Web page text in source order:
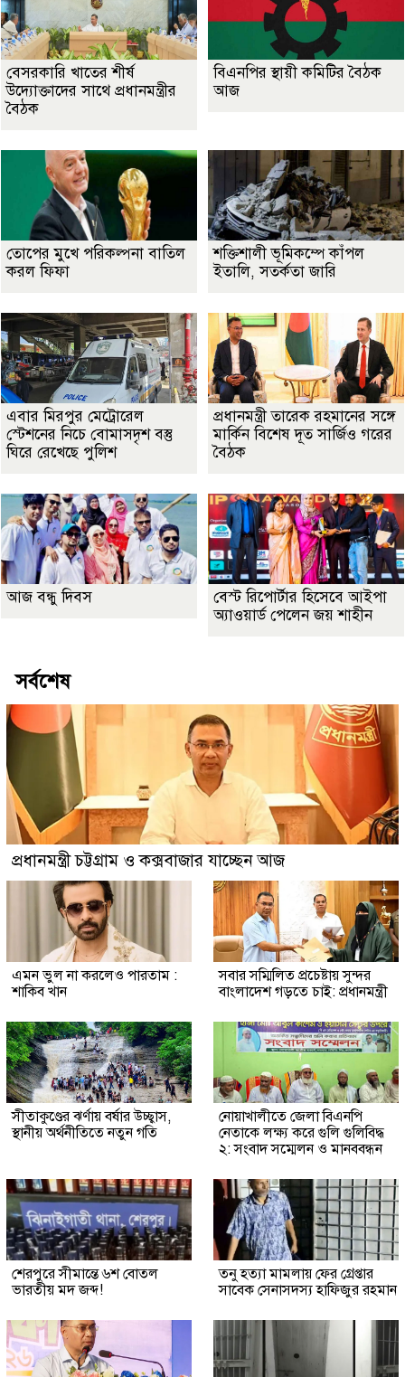
বেসরকারি খাতের শীর্ষ
উদ্যোক্তাদের সাথে প্রধানমন্ত্রীর
বৈঠক
বিএনপির স্থায়ী কমিটির বৈঠক
আজ
তোপের মুখে পরিকল্পনা বাতিল
করল ফিফা
শক্তিশালী ভূমিকম্পে কাঁপল
ইতালি, সতর্কতা জারি
এবার মিরপুর মেট্রোরেল
স্টেশনের নিচে বোমাসদৃশ বস্তু
ঘিরে রেখেছে পুলিশ
প্রধানমন্ত্রী তারেক রহমানের সঙ্গে
মার্কিন বিশেষ দূত সার্জিও গরের
বৈঠক
আজ বন্ধু দিবস
বেস্ট রিপোর্টার হিসেবে আইপা
অ্যাওয়ার্ড পেলেন জয় শাহীন
সর্বশেষ
প্রধানমন্ত্রী চট্টগ্রাম ও কক্সবাজার যাচ্ছেন আজ
এমন ভুল না করলেও পারতাম :
শাকিব খান
সবার সম্মিলিত প্রচেষ্টায় সুন্দর
বাংলাদেশ গড়তে চাই: প্রধানমন্ত্রী
সীতাকুণ্ডের ঝর্ণায় বর্ষার উচ্ছ্বাস,
স্থানীয় অর্থনীতিতে নতুন গতি
নোয়াখালীতে জেলা বিএনপি
নেতাকে লক্ষ্য করে গুলি গুলিবিদ্ধ
২: সংবাদ সম্মেলন ও মানববন্ধন
শেরপুরে সীমান্তে ৬শ বোতল
ভারতীয় মদ জব্দ!
তনু হত্যা মামলায় ফের গ্রেপ্তার
সাবেক সেনাসদস্য হাফিজুর রহমান